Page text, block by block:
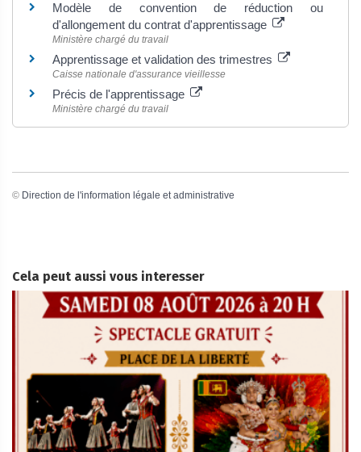
Modèle de convention de réduction ou
d'allongement du contrat d'apprentissage
Ministère chargé du travail
Apprentissage et validation des trimestres
Caisse nationale d'assurance vieillesse
Précis de l'apprentissage
Ministère chargé du travail
© Direction de l'information légale et administrative
Cela peut aussi vous interesser